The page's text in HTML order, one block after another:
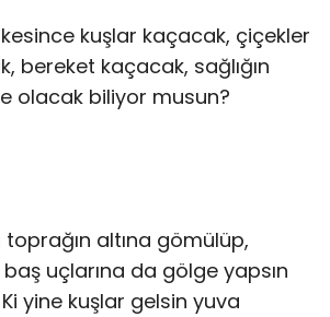
kuşlar kaçacak, çiçekler
bereket kaçacak, sağlığın
olacak biliyor musun?
altına gömülüp,
uçlarına da gölge yapsın
yine kuşlar gelsin yuva